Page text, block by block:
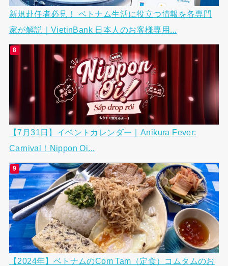
新規赴任者必見！ ベトナム生活に役立つ情報を各専門
家が解説｜VietinBank 日本人のお客様専用...
【7月31日】イベントカレンダー｜Anikura Fever:
Carnival！Nippon Oi...
【2024年】ベトナムのCom Tam（定食）コムタムのお